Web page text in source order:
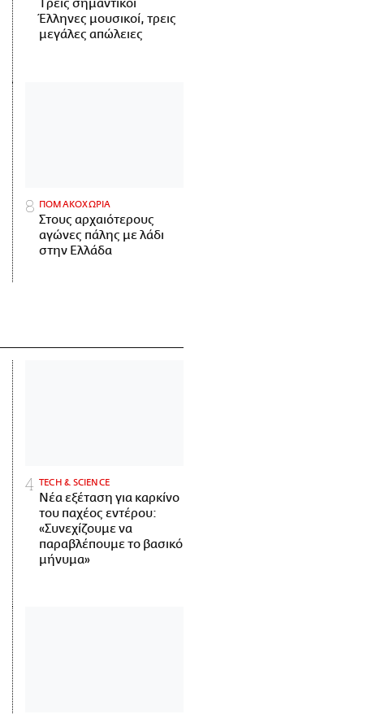
Tρεις σημαντικοί
Έλληνες μουσικοί, τρεις
μεγάλες απώλειες
ΠΟΜΑΚΟΧΩΡΙΑ
Στους αρχαιότερους
αγώνες πάλης με λάδι
στην Ελλάδα
ΤECH & SCIENCE
Νέα εξέταση για καρκίνο
του παχέος εντέρου:
«Συνεχίζουμε να
παραβλέπουμε το βασικό
μήνυμα»